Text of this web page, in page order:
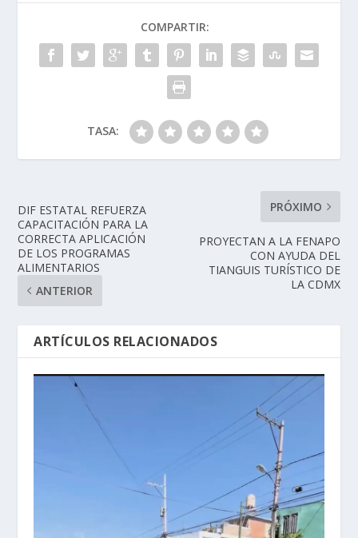
COMPARTIR:
TASA:
DIF ESTATAL REFUERZA
CAPACITACIÓN PARA LA
CORRECTA APLICACIÓN
DE LOS PROGRAMAS
ALIMENTARIOS
ANTERIOR
PRÓXIMO
PROYECTAN A LA FENAPO
CON AYUDA DEL
TIANGUIS TURÍSTICO DE
LA CDMX
ARTÍCULOS RELACIONADOS